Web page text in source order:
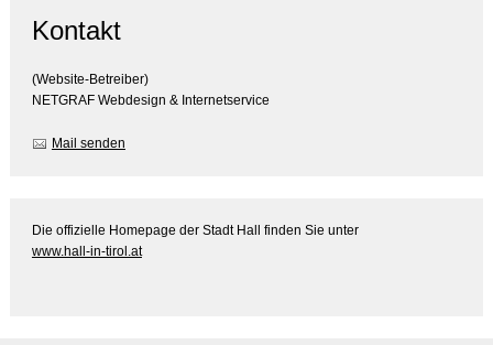
Kontakt
(Website-Betreiber)
NETGRAF Webdesign & Internetservice
Mail senden
Die offizielle Homepage der Stadt Hall finden Sie unter
www.hall-in-tirol.at